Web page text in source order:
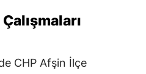
CHP Afşin İlçe